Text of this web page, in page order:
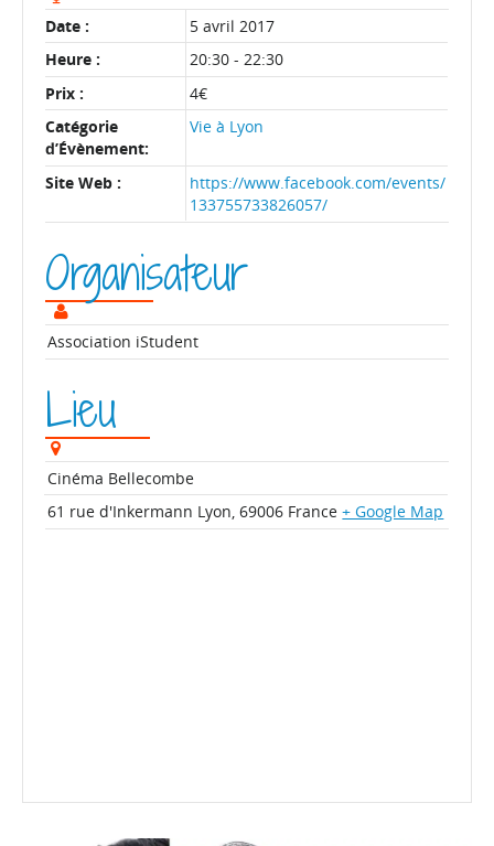
Date :
5 avril 2017
Heure :
20:30 - 22:30
Prix :
4€
Catégorie
d’Évènement:
Vie à Lyon
Site Web :
https://www.facebook.com/events/
133755733826057/
Organisateur
Association iStudent
Lieu
Cinéma Bellecombe
61 rue d'Inkermann Lyon, 69006 France + Google Map